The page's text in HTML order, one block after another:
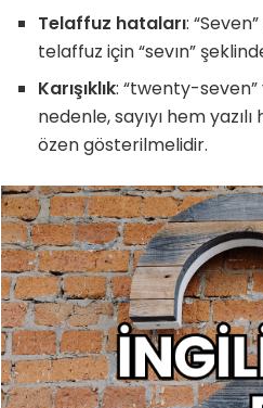
Telaffuz hataları:
telaffuz için “sevın”
Karışıklık: “twenty-seven”
nedenle, sayıyı hem
özen gösterilmelidir.